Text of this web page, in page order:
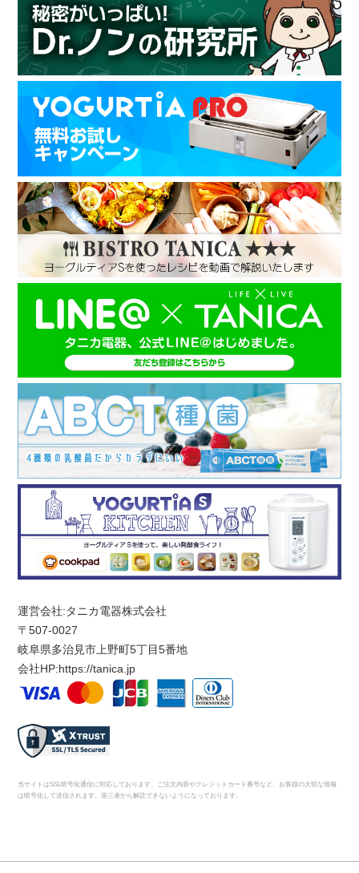
運営会社:タニカ電器株式会社
〒507-0027
岐阜県多治見市上野町5丁目5番地
会社HP:https://tanica.jp
当サイトはSSL暗号化通信に対応しております。ご注文内容やクレジットカード番号など、お客様の大切な情報
は暗号化して送信されます。第三者から解読できないようになっております。